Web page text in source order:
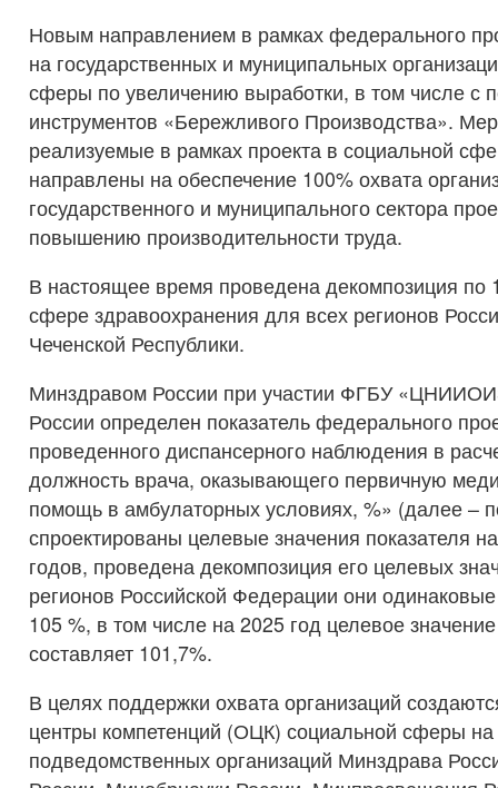
Новым направлением в рамках федерального
на государственных и муниципальных
сферы по увеличению выработки, в том числе с
инструментов «Бережливого Производства».
реализуемые в рамках проекта в социальной
направлены на обеспечение 100% охвата
государственного и муниципального сектора
повышению производительности труда.
В настоящее время проведена декомпозиция по
сфере здравоохранения для всех регионов
Чеченской Республики.
Минздравом России при участии ФГБУ
России определен показатель федерального
проведенного диспансерного наблюдения в
должность врача, оказывающего первичную
помощь в амбулаторных условиях, %» (далее –
спроектированы целевые значения показателя
годов, проведена декомпозиция его целевых
регионов Российской Федерации они
105 %, в том числе на 2025 год целевое
составляет 101,7%.
В целях поддержки охвата организаций
центры компетенций (ОЦК) социальной сферы на
подведомственных организаций Минздрава